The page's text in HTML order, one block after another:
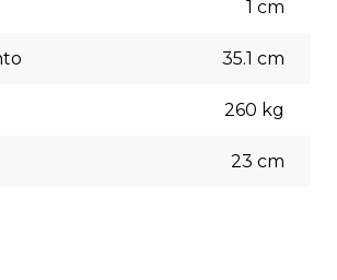
que melhor se adapte às suas
1 cm
35.1 cm
260 kg
23 cm